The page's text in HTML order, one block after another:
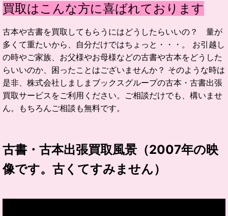
買取はこんな方に喜ばれております
古本や古書を買取してもらうにはどうしたらいいの？ 量が
多くて重たいから、自分だけではちょっと・・・。 お引越し
の時やご家族、お父様やお母様などの古書や古本をどうした
らいいのか、困ったことはございませんか？ そのような時は
是非、株式会社しましまブックスグループの古本・古書出張
買取サービスをご利用ください。ご相談だけでも、構いませ
ん。もちろんご相談も無料です。
古書・古本出張買取風景（2007年の映
像です。古くてすみません）